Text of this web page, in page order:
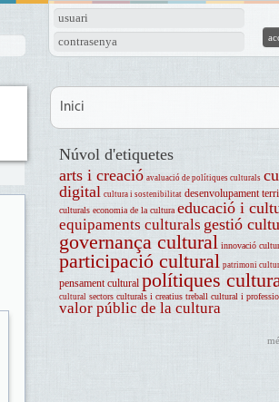
usuari
contrasenya
Inici
Núvol d'etiquetes
arts i creació avaluació de polítiques culturals
digital cultura i sostenibilitat desenvolupament
culturals economia de la cultura educació i
equipaments culturals gestió
governança cultural innovació
participació cultural patrimoni
pensament cultural polítiques
cultural sectors culturals i creatius treball cultural i
valor públic de la cultura